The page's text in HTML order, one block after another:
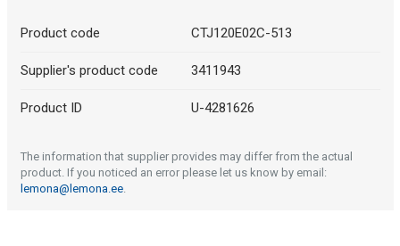
Product code CTJ120E02C-513
Supplier's product code 3411943
Product ID U-4281626
The information that supplier provides may differ from the actual
product. If you noticed an error please let us know by email:
lemona@lemona.ee.